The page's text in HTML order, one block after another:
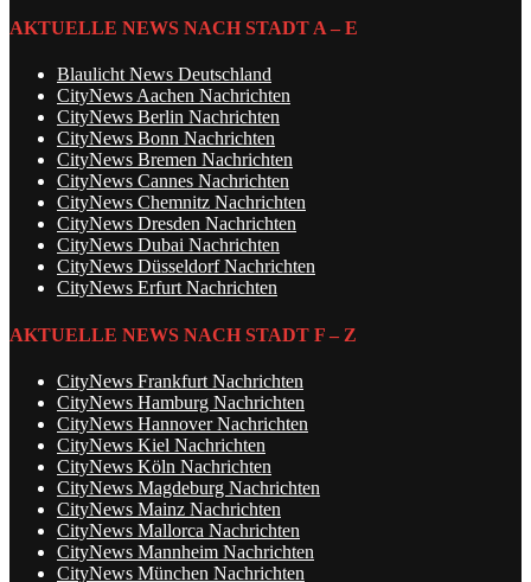
AKTUELLE NEWS NACH STADT A – E
Blaulicht News Deutschland
CityNews Aachen Nachrichten
CityNews Berlin Nachrichten
CityNews Bonn Nachrichten
CityNews Bremen Nachrichten
CityNews Cannes Nachrichten
CityNews Chemnitz Nachrichten
CityNews Dresden Nachrichten
CityNews Dubai Nachrichten
CityNews Düsseldorf Nachrichten
CityNews Erfurt Nachrichten
AKTUELLE NEWS NACH STADT F – Z
CityNews Frankfurt Nachrichten
CityNews Hamburg Nachrichten
CityNews Hannover Nachrichten
CityNews Kiel Nachrichten
CityNews Köln Nachrichten
CityNews Magdeburg Nachrichten
CityNews Mainz Nachrichten
CityNews Mallorca Nachrichten
CityNews Mannheim Nachrichten
CityNews München Nachrichten